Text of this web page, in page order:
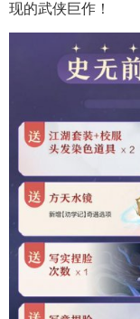
现的武侠巨作！